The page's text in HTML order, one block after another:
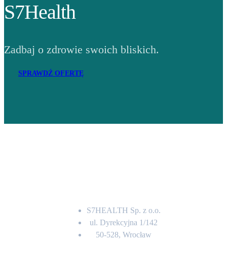
S7Health
Zadbaj o zdrowie swoich bliskich.
SPRAWDŹ OFERTĘ
S7HEALTH Sp. z o.o.
ul. Dyrekcyjna 1/142
50-528, Wrocław